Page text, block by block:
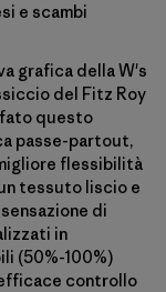
e scambi
grafica della W's
del Fitz Roy
questo
passe-partout,
flessibilità
tessuto liscio e
di
in
(50%-100%)
controllo